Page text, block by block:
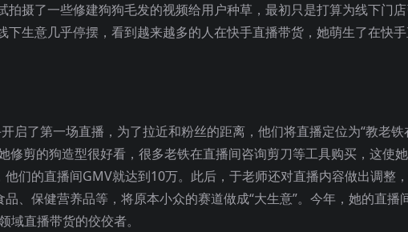
摄了一些修建狗狗毛发的视频给用户种草，最初只是打算为线下门店
下生意几乎停摆，看到越来越多的人在快手直播带货，她萌生了在快
启了第一场直播，为了拉近和粉丝的距离，他们将直播定位为“教老铁
修剪的狗造型很好看，很多老铁在直播间咨询剪刀等工具购买，这使
们的直播间GMV就达到10万。此后，于老师还对直播内容做出调整
、保健营养品等，将原本小众的赛道做成“大生意”。今年，她的直播
直播带货的佼佼者。